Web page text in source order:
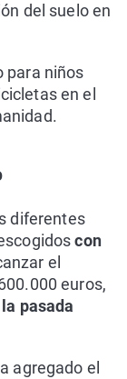
del suelo en
para niños
en el
diferentes
con
el
euros,
pasada
agregado el